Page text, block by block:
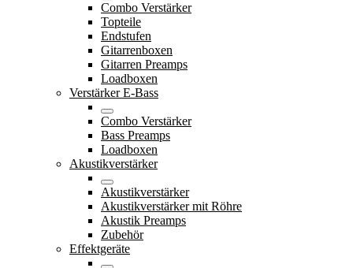
Combo Verstärker
Topteile
Endstufen
Gitarrenboxen
Gitarren Preamps
Loadboxen
Verstärker E-Bass
Combo Verstärker
Bass Preamps
Loadboxen
Akustikverstärker
Akustikverstärker
Akustikverstärker mit Röhre
Akustik Preamps
Zubehör
Effektgeräte